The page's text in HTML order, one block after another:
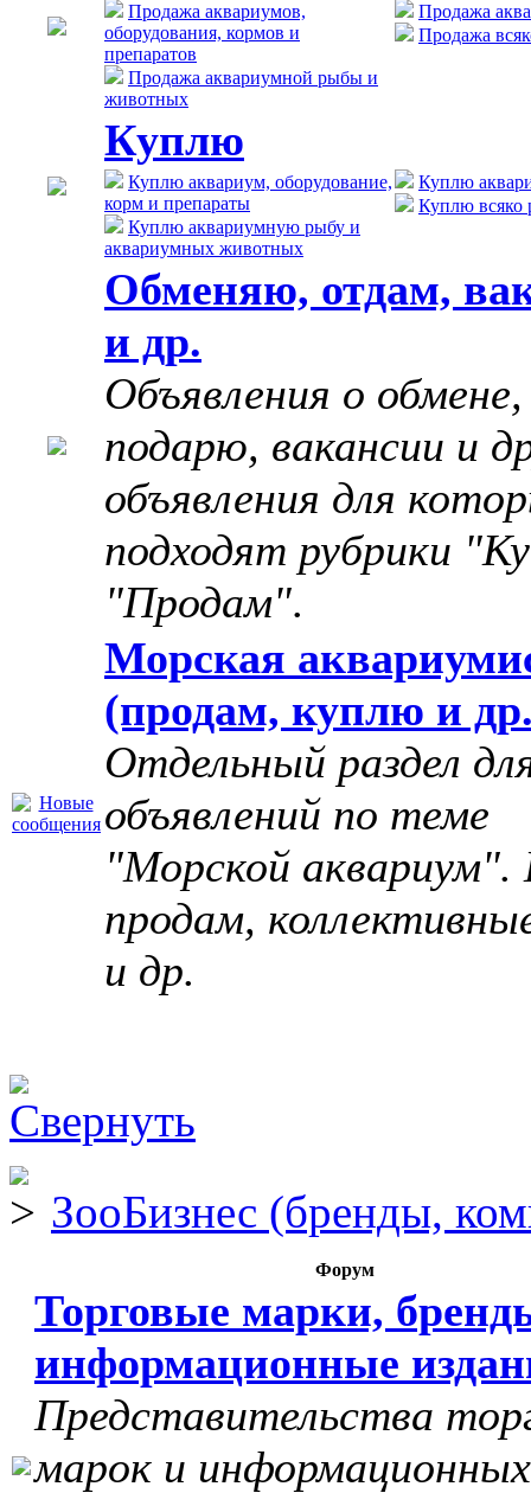
Продажа аквариумов,
оборудования, кормов и
препаратов
Продажа аквариумной рыбы и
животных
Продажа
Продажа
Куплю
Куплю аквариум, оборудование,
корм и препараты
Куплю аквариумную рыбу и
аквариумных животных
Куплю
Куплю всяко
Обменяю, отдам,
и др.
Объявления о обмене,
подарю, вакансии и
объявления для
подходят рубрики
"Продам".
Морская
(продам, куплю и
Отдельный раздел
объявлений по теме
"Морской аквариум".
продам,
и др.
ЗооБизнес (бренды,
Форум
Торговые марки,
информационные
Представительства
марок и информационных